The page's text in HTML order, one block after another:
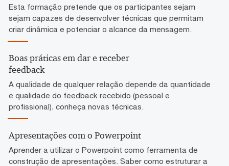
Esta formação pretende que os participantes sejam
sejam capazes de desenvolver técnicas que permitam
criar dinâmica e potenciar o alcance da mensagem.
Boas práticas em dar e receber
feedback
A qualidade de qualquer relação depende da quantidade
e qualidade do feedback recebido (pessoal e
profissional), conheça novas técnicas.
Apresentações com o Powerpoint
Aprender a utilizar o Powerpoint como ferramenta de
construção de apresentações. Saber como estruturar a